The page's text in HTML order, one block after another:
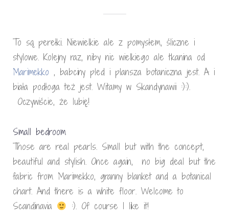
To są perełki. Niewielkie ale z pomysłem, śliczne i
stylowe. Kolejny raz, niby nic wielkiego ale tkanina od
Marimekko , babciny pled i plansza botaniczna jest. A i
biała podłoga też jest. Witamy w Skandynawii :):).
Oczywiście, że lubię!
Small bedroom
Those are real pearls. Small but with the concept,
beautiful and stylish. Once again, no big deal but the
fabric from Marimekko, granny blanket and a botanical
chart. And there is a white floor. Welcome to
Scandinavia
:). Of course I like it!